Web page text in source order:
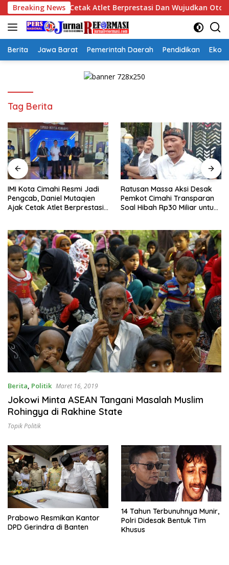
Langsung
ke
konten
Breaking News
Cetak Atlet Berprestasi Dan Wujudkan Otomotif Yang
Berita Jawa Barat Pemerintah Daerah Pendidikan
Tag Berita
Ratusan Massa Aksi Desak
Pemkot Cimahi Transparan
Soal Hibah Rp30 Miliar untuk
Rebranding RSUD Cibabat
Diklaim Lewat Kajian 1,5
Tahun, Pemkot Bantah
Berita Politik Maret 16, 2019
Jokowi Minta ASEAN Tangani Masalah Muslim
Rohingya di Rakhine State
Topik Politik
Prabowo Resmikan Kantor
DPD Gerindra di Banten
14 Tahun Terbunuhnya Munir,
Polri Didesak Bentuk Tim
Khusus